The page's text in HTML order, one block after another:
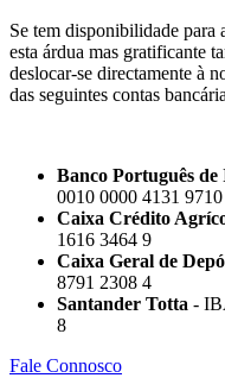
Se tem disponibilidade para
esta árdua mas gratificante
deslocar-se directamente à
das seguintes contas
Banco Português
0010 0000 4131
Caixa Crédito
1616 3464 9
Caixa Geral de
8791 2308 4
Santander Totta -
8
Fale Connosco